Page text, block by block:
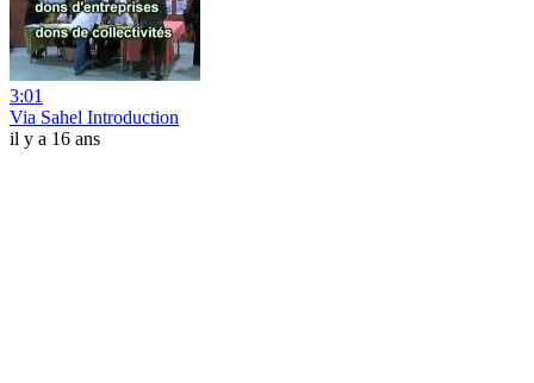
3:01
Via Sahel Introduction
il y a 16 ans